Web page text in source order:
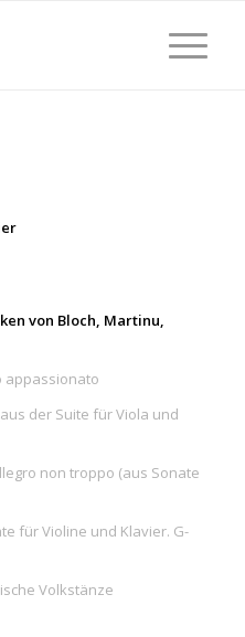
von Bloch, Martinu,
appassionato
der Suite für Viola und
non troppo (aus Sonate
für Violine und Klavier. G-
Volkstänze